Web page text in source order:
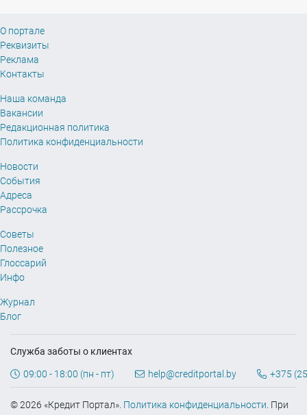
О портале
Реквизиты
Реклама
Контакты
Наша команда
Вакансии
Редакционная политика
Политика конфиденциальности
Новости
События
Адреса
Рассрочка
Советы
Полезное
Глоссарий
Инфо
Журнал
Блог
Служба заботы о клиентах
09:00 - 18:00 (пн - пт) help@creditportal.by +375
© 2026 «Кредит Портал». Политика конфиденциальности . При